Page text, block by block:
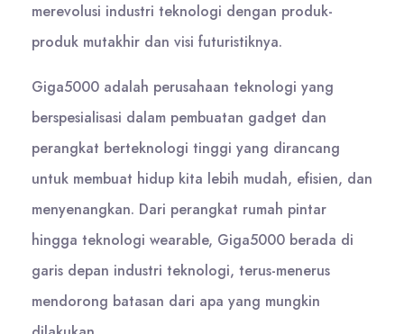
merevolusi industri teknologi dengan produk-
produk mutakhir dan visi futuristiknya.
Giga5000 adalah perusahaan teknologi yang
berspesialisasi dalam pembuatan gadget dan
perangkat berteknologi tinggi yang dirancang
untuk membuat hidup kita lebih mudah, efisien, dan
menyenangkan. Dari perangkat rumah pintar
hingga teknologi wearable, Giga5000 berada di
garis depan industri teknologi, terus-menerus
mendorong batasan dari apa yang mungkin